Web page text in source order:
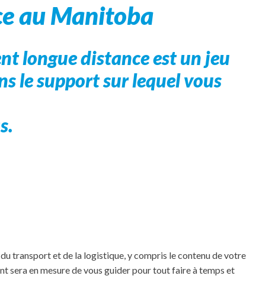
au Manitoba
longue distance est un jeu
le support sur lequel vous
transport et de la logistique, y compris le contenu de votre
sera en mesure de vous guider pour tout faire à temps et